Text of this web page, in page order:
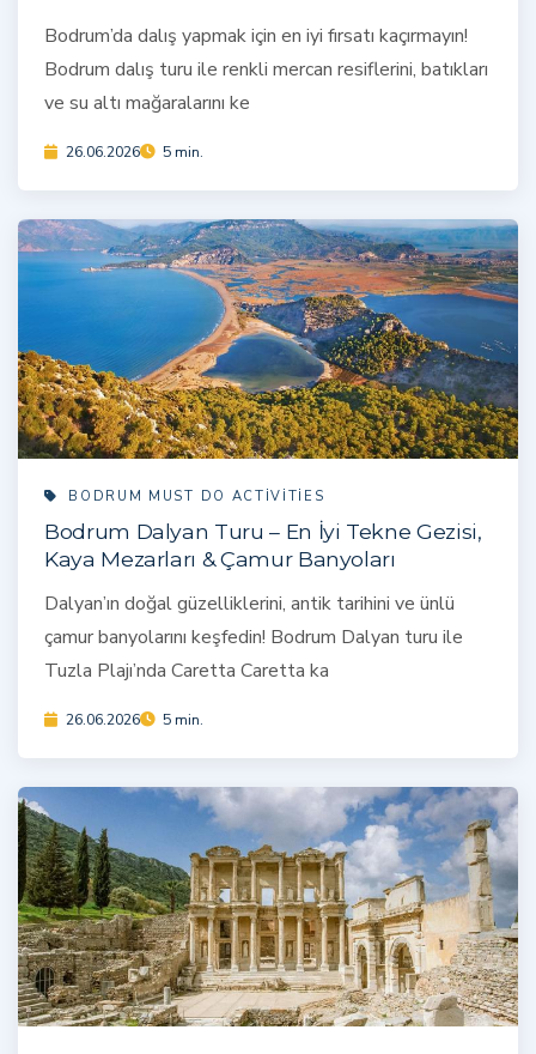
Bodrum’da dalış yapmak için en iyi fırsatı kaçırmayın!
Bodrum dalış turu ile renkli mercan resiflerini, batıkları
ve su altı mağaralarını ke
26.06.2026 5 min.
BODRUM MUST DO ACTIVITIES
Bodrum Dalyan Turu – En İyi Tekne Gezisi,
Kaya Mezarları & Çamur Banyoları
Dalyan’ın doğal güzelliklerini, antik tarihini ve ünlü
çamur banyolarını keşfedin! Bodrum Dalyan turu ile
Tuzla Plajı’nda Caretta Caretta ka
26.06.2026 5 min.